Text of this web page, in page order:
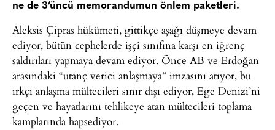
ne de 3’üncü memorandumun önlem paketleri.
Aleksis Çipras hükümeti, gittikçe aşağı düşmeye devam
ediyor, bütün cephelerde işçi sınıfına karşı en iğrenç
saldırıları yapmaya devam ediyor. Önce AB ve Erdoğan
arasındaki “utanç verici anlaşmaya” imzasını atıyor, bu
ırkçı anlaşma mültecileri sınır dışı ediyor, Ege Denizi’ni
geçen ve hayatlarını tehlikeye atan mültecileri toplama
kamplarında hapsediyor.